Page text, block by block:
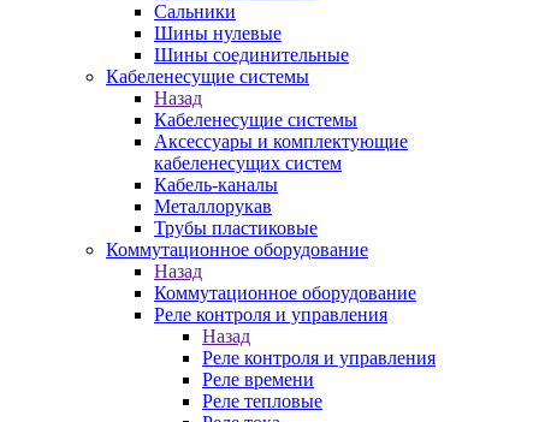
Сальники
Шины нулевые
Шины соединительные
Кабеленесущие системы
Назад
Кабеленесущие системы
Аксессуары и комплектующие
кабеленесущих систем
Кабель-каналы
Металлорукав
Трубы пластиковые
Коммутационное оборудование
Назад
Коммутационное оборудование
Реле контроля и управления
Назад
Реле контроля и управления
Реле времени
Реле тепловые